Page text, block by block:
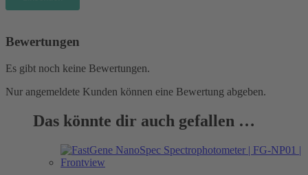
Bewertungen
Es gibt noch keine Bewertungen.
Nur angemeldete Kunden können eine Bewertung abgeben.
Das könnte dir auch gefallen …